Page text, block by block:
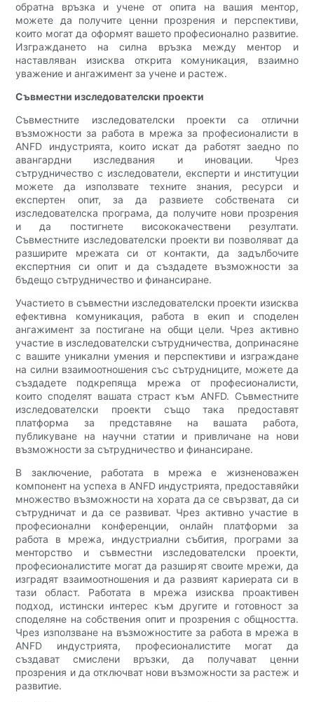
обратна връзка и учене от опита на вашия ментор,
можете да получите ценни прозрения и перспективи,
които могат да оформят вашето професионално развитие.
Изграждането на силна връзка между ментор и
наставляван изисква открита комуникация, взаимно
уважение и ангажимент за учене и растеж.
Съвместни изследователски проекти
Съвместните изследователски проекти са отлични
възможности за работа в мрежа за професионалисти в
ANFD индустрията, които искат да работят заедно по
авангардни изследвания и иновации. Чрез
сътрудничество с изследователи, експерти и институции
можете да използвате техните знания, ресурси и
експертен опит, за да развиете собствената си
изследователска програма, да получите нови прозрения
и да постигнете висококачествени резултати.
Съвместните изследователски проекти ви позволяват да
разширите мрежата си от контакти, да задълбочите
експертния си опит и да създадете възможности за
бъдещо сътрудничество и финансиране.
Участието в съвместни изследователски проекти изисква
ефективна комуникация, работа в екип и споделен
ангажимент за постигане на общи цели. Чрез активно
участие в изследователски сътрудничества, допринасяне
с вашите уникални умения и перспективи и изграждане
на силни взаимоотношения със сътрудниците, можете да
създадете подкрепяща мрежа от професионалисти,
които споделят вашата страст към ANFD. Съвместните
изследователски проекти също така предоставят
платформа за представяне на вашата работа,
публикуване на научни статии и привличане на нови
възможности за сътрудничество и финансиране.
В заключение, работата в мрежа е жизненоважен
компонент на успеха в ANFD индустрията, предоставяйки
множество възможности на хората да се свързват, да си
сътрудничат и да се развиват. Чрез активно участие в
професионални конференции, онлайн платформи за
работа в мрежа, индустриални събития, програми за
менторство и съвместни изследователски проекти,
професионалистите могат да разширят своите мрежи, да
изградят взаимоотношения и да развият кариерата си в
тази област. Работата в мрежа изисква проактивен
подход, истински интерес към другите и готовност за
споделяне на собствения опит и прозрения с общността.
Чрез използване на възможностите за работа в мрежа в
ANFD индустрията, професионалистите могат да
създават смислени връзки, да получават ценни
прозрения и да отключват нови възможности за растеж и
развитие.